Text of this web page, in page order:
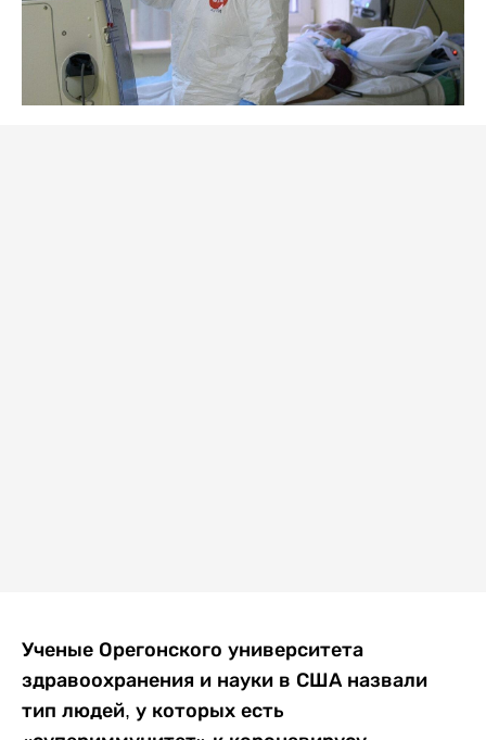
Ученые Орегонского университета
здравоохранения и науки в США назвали
тип людей, у которых есть